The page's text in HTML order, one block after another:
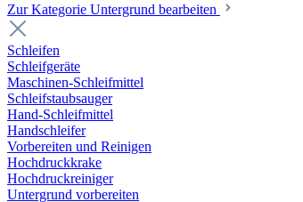
Zur Kategorie Untergrund bearbeiten
Schleifen
Schleifgeräte
Maschinen-Schleifmittel
Schleifstaubsauger
Hand-Schleifmittel
Handschleifer
Vorbereiten und Reinigen
Hochdruckkrake
Hochdruckreiniger
Untergrund vorbereiten